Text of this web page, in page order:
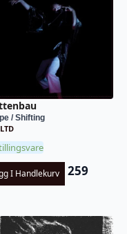
/ Shifting
I Handlekurv 259